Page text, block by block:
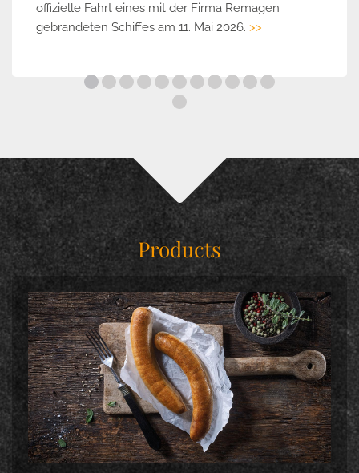
offizielle Fahrt eines mit der Firma Remagen
gebrandeten Schiffes am 11. Mai 2026. >>
Products